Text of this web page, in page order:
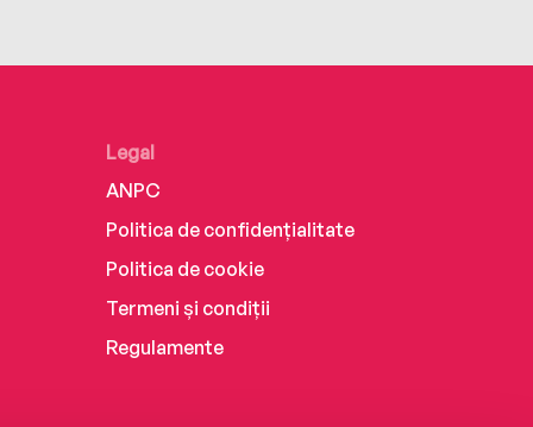
Legal
ANPC
Politica de confidențialitate
Politica de cookie
Termeni și condiții
Regulamente